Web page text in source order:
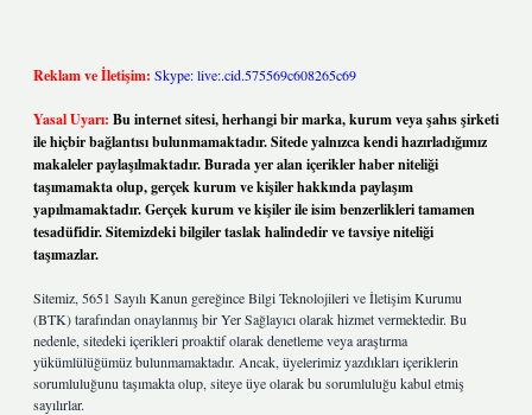
Reklam ve İletişim: Skype: live:.cid.575569c608265c69
Yasal Uyarı: Bu internet sitesi, herhangi bir marka, kurum veya şahıs şirketi
ile hiçbir bağlantısı bulunmamaktadır. Sitede yalnızca kendi hazırladığımız
makaleler paylaşılmaktadır. Burada yer alan içerikler haber niteliği
taşımamakta olup, gerçek kurum ve kişiler hakkında paylaşım
yapılmamaktadır. Gerçek kurum ve kişiler ile isim benzerlikleri tamamen
tesadüfidir. Sitemizdeki bilgiler taslak halindedir ve tavsiye niteliği
taşımazlar.
Sitemiz, 5651 Sayılı Kanun gereğince Bilgi Teknolojileri ve İletişim Kurumu
(BTK) tarafından onaylanmış bir Yer Sağlayıcı olarak hizmet vermektedir. Bu
nedenle, sitedeki içerikleri proaktif olarak denetleme veya araştırma
yükümlülüğümüz bulunmamaktadır. Ancak, üyelerimiz yazdıkları içeriklerin
sorumluluğunu taşımakta olup, siteye üye olarak bu sorumluluğu kabul etmiş
sayılırlar.